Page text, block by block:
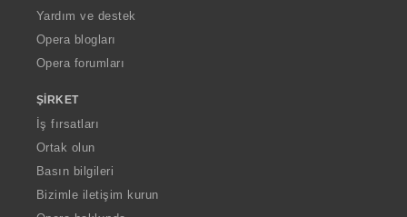
Yardım ve destek
Opera blogları
Opera forumları
ŞIRKET
İş fırsatları
Ortak olun
Basın bilgileri
Bizimle iletişim kurun